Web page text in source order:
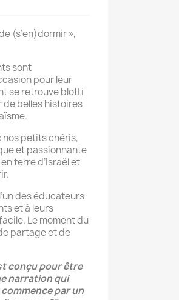
(s’en)dormir »,
sont
pour leur
se retrouve blotti
belles histoires
petits chéris,
et passionnante
terre d’Israël et
des éducateurs
et à leurs
Le moment du
partage et de
conçu pour être
narration qui
par un